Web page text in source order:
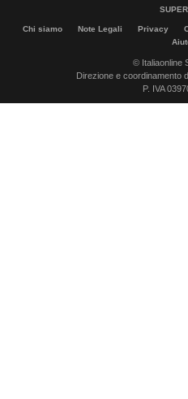
Chi siamo Note Legali Privacy
© Italiaonline
Direzione e coordinamento
P. IVA